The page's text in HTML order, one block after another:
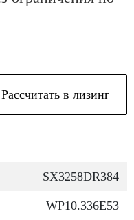
Рассчитать в лизинг
SX3258DR384
WP10.336E53